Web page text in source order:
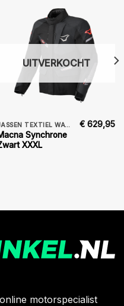
UITVERKOCHT
JASSEN TEXTIEL WATERDICHT
Synchrone
XXXL
€ 629,95
motorspecialist